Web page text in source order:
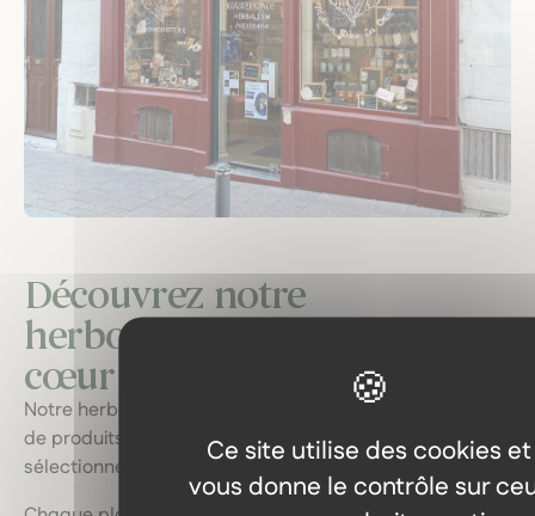
Ce site utilise des cookies et
vous donne le contrôle sur
Découvrez notre
herboristerie : un voyage au
cœur des plantes locales.
Notre herboristerie vous invite à explorer une gamme
de produits naturels de qualité, soigneusement
sélectionnés.